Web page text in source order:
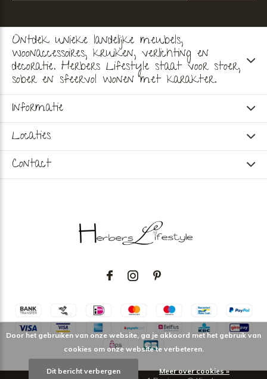
Ontdek unieke landelijke meubels,
woonaccessoires, kruiken, verlichting en
decoratie. Herbers Lifestyle staat voor stoer,
sober en sfeervol wonen met karakter.
Informatie
Locaties
Contact
Door het gebruiken van onze website, ga je akkoord met het gebruik van
cookies om onze website te verbeteren.
Dit bericht verbergen Meer over cookies »